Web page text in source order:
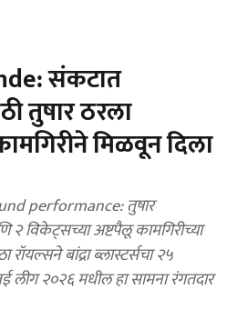
संकटात
तुषार ठरला
मिळवून दिला
performance: तुषार
२ विकेट्सच्या अष्टपैलू कामगिरीच्या
बांद्रा ब्लास्टर्सचा २५
लीग २०२६ मधील हा सामना रंगतदार